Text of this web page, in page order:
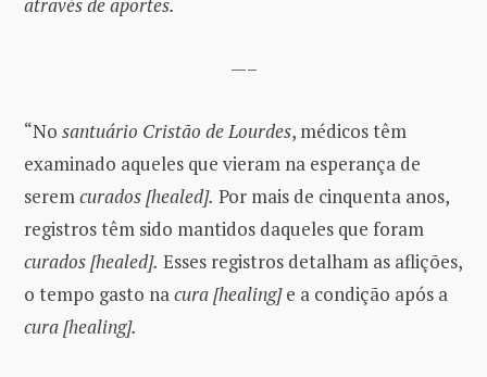
através de aportes.
—–
“No santuário Cristão de Lourdes, médicos têm
examinado aqueles que vieram na esperança de
seremcurados [healed]. Por mais de cinquenta anos,
registros têm sido mantidos daqueles que foram
curados [healed]. Esses registros detalham as aflições,
o tempo gasto nacura [healing]e a condição após a
cura [healing].